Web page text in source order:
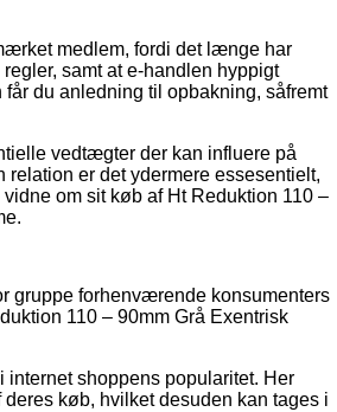
medlem, fordi det længe har
samt at e-handlen hyppigt
du anledning til opbakning, såfremt
vedtægter der kan influere på
er det ydermere essesentielt,
om sit køb af Ht Reduktion 110 –
gruppe forhenværende konsumenters
110 – 90mm Grå Exentrisk
internet shoppens popularitet. Her
køb, hvilket desuden kan tages i